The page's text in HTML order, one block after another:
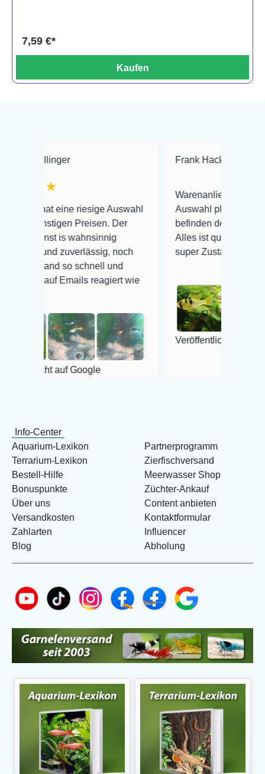
7,59 €*
Kaufen
riesige Auswahl
Preisen. Der
is wahnsinnig
zuverlässig, noch
so schnell und
Emails reagiert wie
Google
Frank Hackmayer
Warenanlieferung Top und die
Auswahl plus gesundheitliches
befinden der Fische einwandfrei.
Alles ist quick lebendig und im
super Zustand. Gerne wieder 😃
Veröffentlicht auf Google
Info-Center
Aquarium-Lexikon
Terrarium-Lexikon
Bestell-Hilfe
Bonuspunkte
Über uns
Versandkosten
Zahlarten
Blog
Partnerprogramm
Zierfischversand
Meerwasser Shop
Züchter-Ankauf
Content anbieten
Kontaktformular
Influencer
Abholung